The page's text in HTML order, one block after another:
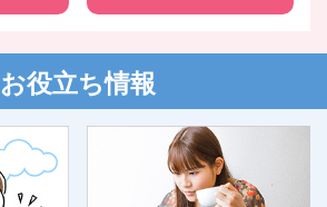
お役立ち情報